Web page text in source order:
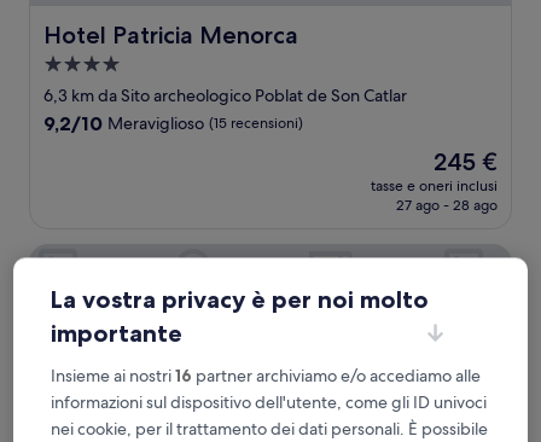
Hotel Patricia Menorca
Hotel Patricia Menorca
Struttura
a
4.0
6,3 km da Sito archeologico Poblat de Son Catlar
9.2
9,2/10 Meraviglioso (15 recensioni)
Il
prezzo
attuale
245 €
245 €
tasse e oneri inclusi
27 ago - 28 ago
La Quinta Menorca by Portblue Boutique
La vostra privacy è per noi molto
importante
Insieme ai nostri16 partner archiviamo e/o accediamo alle
informazioni sul dispositivo dell'utente, come gli ID univoci
nei cookie, per il trattamento dei dati personali. È possibile